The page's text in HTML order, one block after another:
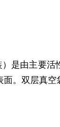
是由主要
。双层真